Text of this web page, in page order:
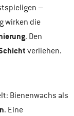
–
wirken die
. Den
verliehen.
Bienenwachs als
. Eine